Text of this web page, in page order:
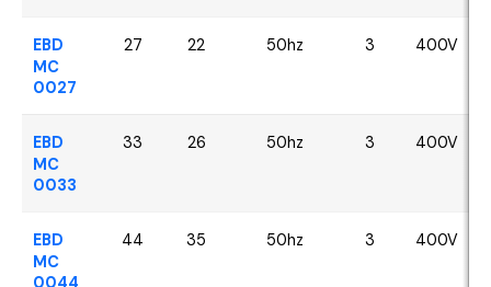
EBD
MC
0027
27 22 50hz 3 400V
EBD
MC
0033
33 26 50hz 3 400V
EBD
MC
0044
44 35 50hz 3 400V